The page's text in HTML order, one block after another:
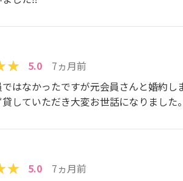
5.0
7ヵ月前
はなかったですが元会員さんと婚約
していただき大変お世話になりました
5.0
7ヵ月前